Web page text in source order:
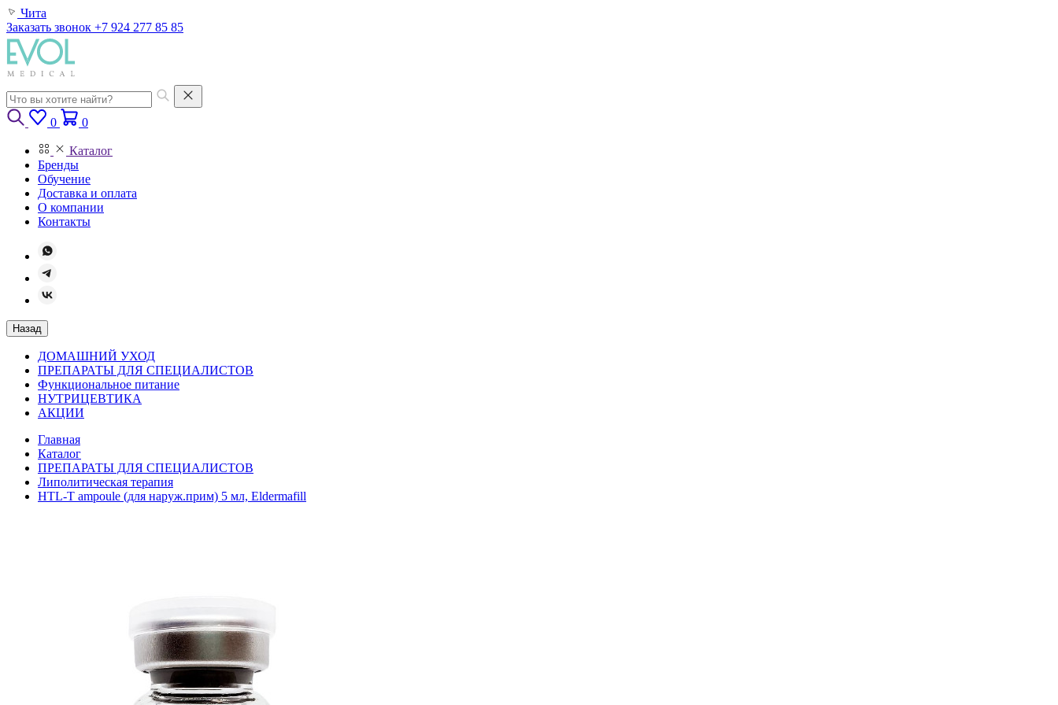
Чита
Заказать звонок +7 924 277 85 85
0 0
Каталог
Бренды
Обучение
Доставка и оплата
О компании
Контакты
Назад
ДОМАШНИЙ УХОД
ПРЕПАРАТЫ ДЛЯ СПЕЦИАЛИСТОВ
Функциональное питание
НУТРИЦЕВТИКА
АКЦИИ
Главная
Каталог
ПРЕПАРАТЫ ДЛЯ СПЕЦИАЛИСТОВ
Липолитическая терапия
HTL-T ampoule (для наруж.прим) 5 мл, Eldermafill